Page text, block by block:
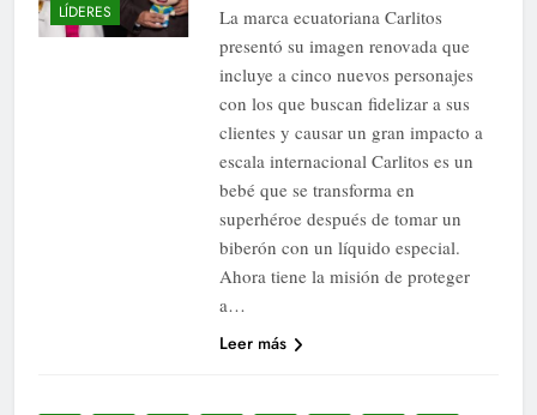
LÍDERES
La marca ecuatoriana Carlitos
presentó su imagen renovada que
incluye a cinco nuevos personajes
con los que buscan fidelizar a sus
clientes y causar un gran impacto a
escala internacional Carlitos es un
bebé que se transforma en
superhéroe después de tomar un
biberón con un líquido especial.
Ahora tiene la misión de proteger
a…
Leer más